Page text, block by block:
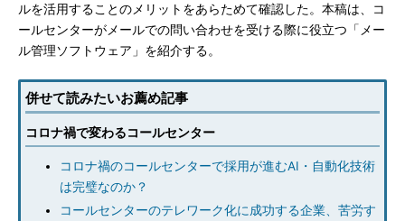
ルを活用することのメリットをあらためて確認した。本稿は、コ
ールセンターがメールでの問い合わせを受ける際に役立つ「メー
ル管理ソフトウェア」を紹介する。
併せて読みたいお薦め記事
コロナ禍で変わるコールセンター
コロナ禍のコールセンターで採用が進むAI・自動化技術
は完璧なのか？
コールセンターのテレワーク化に成功する企業、苦労す